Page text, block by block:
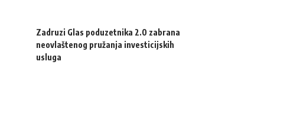
Zadruzi Glas poduzetnika 2.0 zabrana
neovlaštenog pružanja investicijskih
usluga